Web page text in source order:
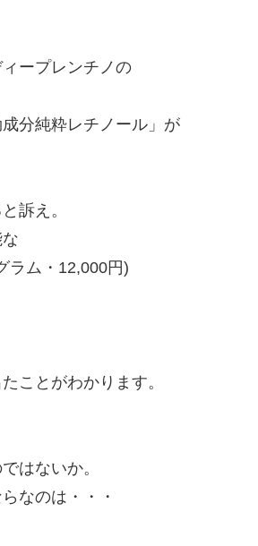
ープレンチノの
分純粋レチノール」が
訴え。
ラム・12,000円)
ことがわかります。
はないか。
なのは・・・